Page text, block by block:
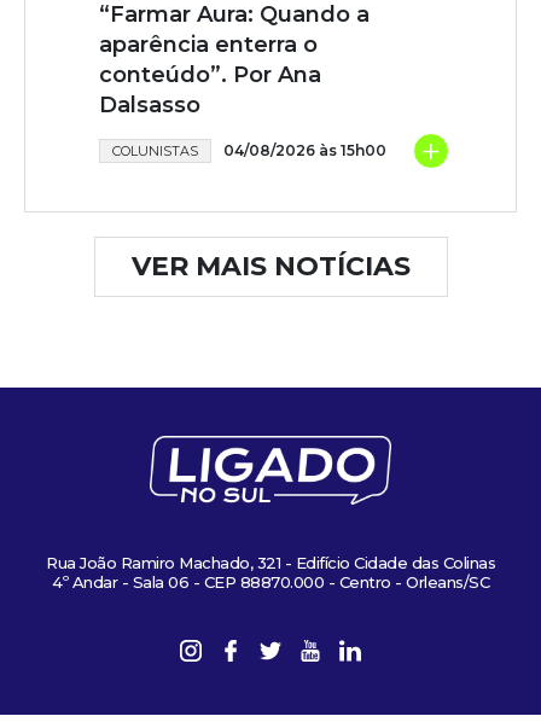
“Farmar Aura: Quando a
aparência enterra o
conteúdo”. Por Ana
Dalsasso
COLUNISTAS 04/08/2026 às 15h00 +
VER MAIS NOTÍCIAS
Rua João Ramiro Machado, 321 - Edifício Cidade das Colinas
4º Andar - Sala 06 - CEP 88870.000 - Centro - Orleans/SC